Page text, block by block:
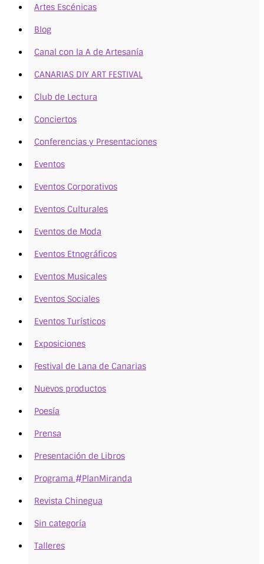
Artes Escénicas
Blog
Canal con la A de Artesanía
CANARIAS DIY ART FESTIVAL
Club de Lectura
Conciertos
Conferencias y Presentaciones
Eventos
Eventos Corporativos
Eventos Culturales
Eventos de Moda
Eventos Etnográficos
Eventos Musicales
Eventos Sociales
Eventos Turísticos
Exposiciones
Festival de Lana de Canarias
Nuevos productos
Poesía
Prensa
Presentación de Libros
Programa #PlanMiranda
Revista Chinegua
Sin categoría
Talleres